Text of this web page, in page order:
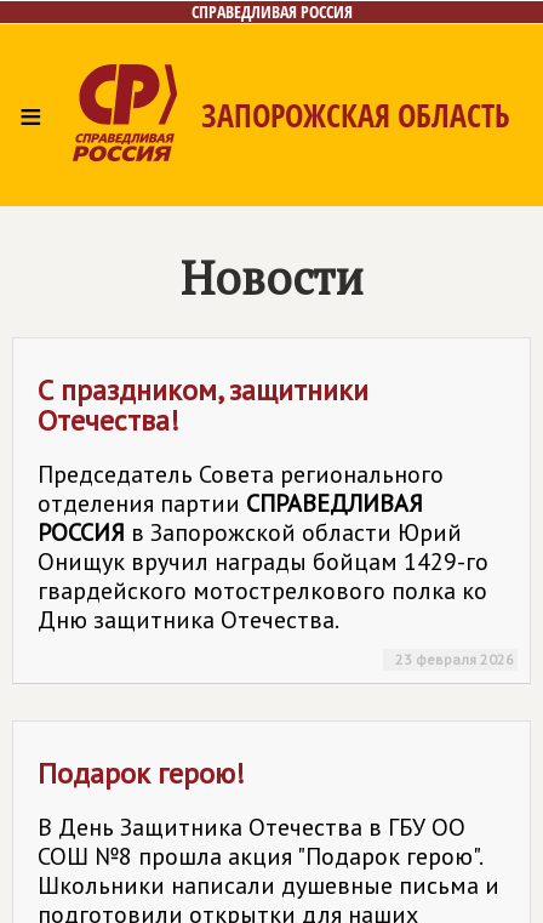
СПРАВЕДЛИВАЯ РОССИЯ
≡ ЗАПОРОЖСКАЯ ОБЛАСТЬ
Новости
С праздником, защитники
Отечества!
Председатель Совета регионального
отделения партии СПРАВЕДЛИВАЯ
РОССИЯ в Запорожской области Юрий
Онищук вручил награды бойцам 1429-го
гвардейского мотострелкового полка ко
Дню защитника Отечества.
23 февраля 2026
Подарок герою!
В День Защитника Отечества в ГБУ ОО
СОШ №8 прошла акция "Подарок герою".
Школьники написали душевные письма и
подготовили открытки для наших